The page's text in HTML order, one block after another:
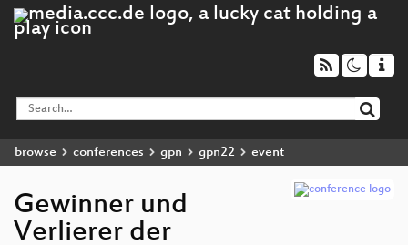
browse conferences gpn gpn22 event
Gewinner und
Verlierer der